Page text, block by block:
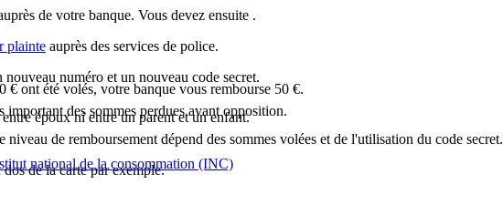
€ ont été volés, votre banque vous rembourse 50 €.
important des sommes perdues avant opposition.
de votre banque. Vous devez ensuite .
plainte auprès des services de police.
époux ni entre un parent et un enfant.
numéro et un nouveau code secret.
de remboursement dépend des sommes volées et de l'utilisation du code secret.
de la carte par exemple.
national de la consommation (INC)